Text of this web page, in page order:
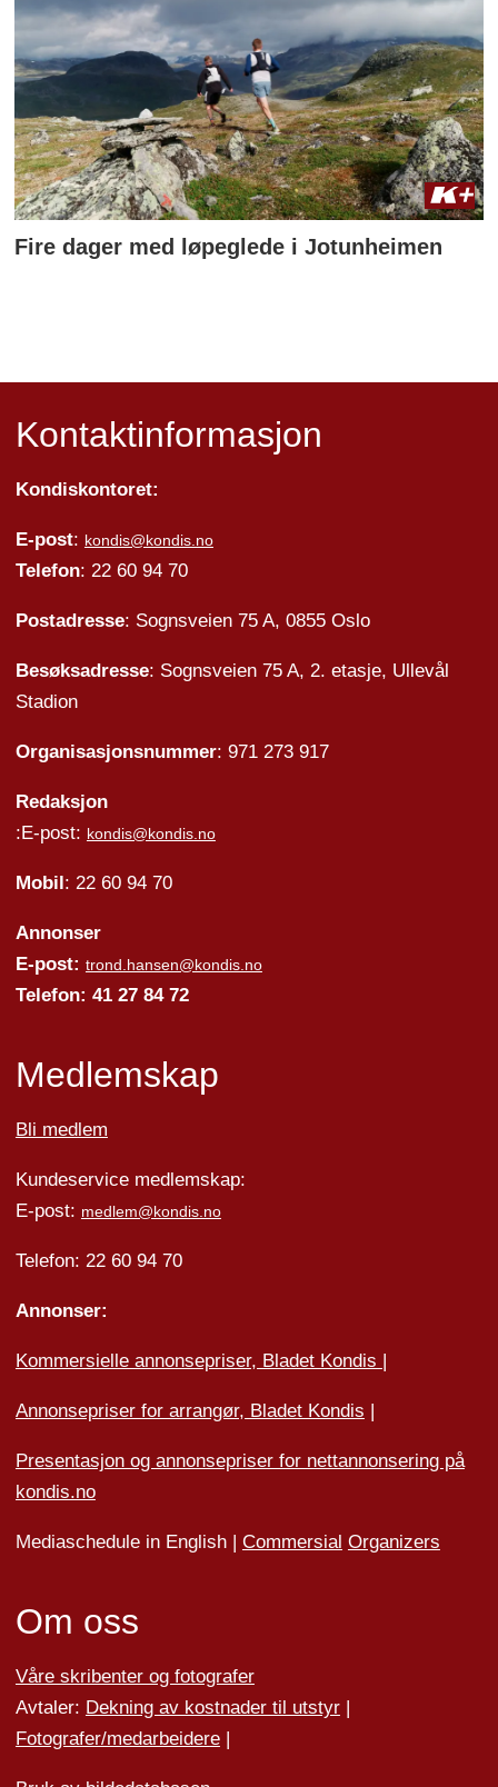
Fire dager med løpeglede i Jotunheimen
Kontaktinformasjon
Kondiskontoret:
E-post: kondis@kondis.no
Telefon: 22 60 94 70
Postadresse: Sognsveien 75 A, 0855 Oslo
Besøksadresse: Sognsveien 75 A, 2. etasje, Ullevål
Stadion
Organisasjonsnummer: 971 273 917
Redaksjon
:E-post: kondis@kondis.no
Mobil : 22 60 94 70
Annonser
E-post: trond.hansen@kondis.no
Telefon: 41 27 84 72
Medlemskap
Bli medlem
Kundeservice medlemskap:
E-post: medlem@kondis.no
Telefon: 22 60 94 70
Annonser:
Kommersielle annonsepriser, Bladet Kondis
Annonsepriser for arrangør, Bladet Kondis
Presentasjon og annonsepriser for nettannonsering på
kondis.no
Mediaschedule in English | Commersial Organizers
Om oss
Våre skribenter og fotografer
Avtaler: Dekning av kostnader til utstyr|
Fotografer/medarbeidere|